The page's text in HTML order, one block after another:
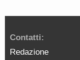
Contatti:
Redazione